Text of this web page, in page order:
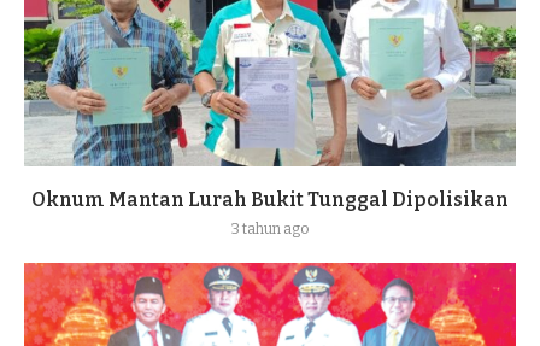
Oknum Mantan Lurah Bukit Tunggal Dipolisikan
3 tahun ago